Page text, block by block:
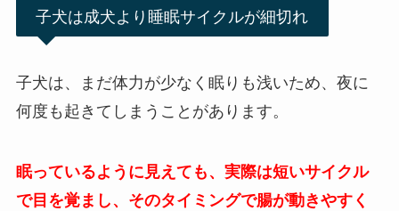
子犬は成犬より睡眠サイクルが細切れ
子犬は、まだ体力が少なく眠りも浅いため、夜に
何度も起きてしまうことがあります。
眠っているように見えても、実際は短いサイクル
で目を覚まし、そのタイミングで腸が動きやすく